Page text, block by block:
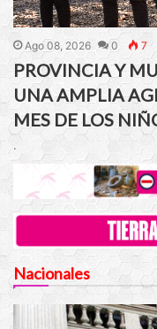
Ago 08, 2026 0 7
PROVINCIA Y
UNA AMPLIA
MES DE LOS
.
Nacionales